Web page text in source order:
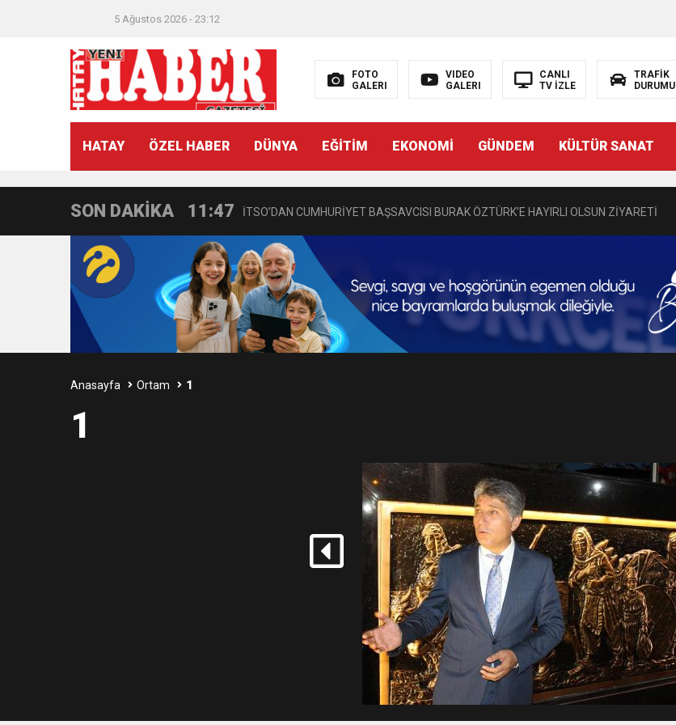
5 Ağustos 2026 - 23:12
FOTO
GALERI
VIDEO
GALERI
CANLI
TV İZLE
TRAFİK
DURUMU
HATAY ÖZEL HABER DÜNYA EĞİTİM EKONOMİ GÜNDEM KÜLTÜR SANAT
SON DAKİKA
21:40
11:47 İTSO’DAN CUMHURİYET BAŞSAVCISI BURAK ÖZTÜRK’E HAYIRLI OLSUN ZİYARETİ
18:55 İNCE’NİN CHP’DE KALMASININ PERDE ARKASI: GÖRÜNENDEN DAHA FAZLASI MI VAR?
11:57 IŞIL Eczanesi Görkemli Bir Törenle Hizmete Açıldı
21:40
KURUMLAR VERGİSİ ERTELENDİ
İTSO İŞ-KUR SGK TOPLANTI DUYURUSU
CEYLANDERE’DE BAŞKAN EMRAH KARAÇAY’A SEVGİ SELİ
BAŞKAN SAMİ ÜSTÜN’DEN GÖNÜLLERE DOKUNAN ZİYARET
Anasayfa Ortam 1
1